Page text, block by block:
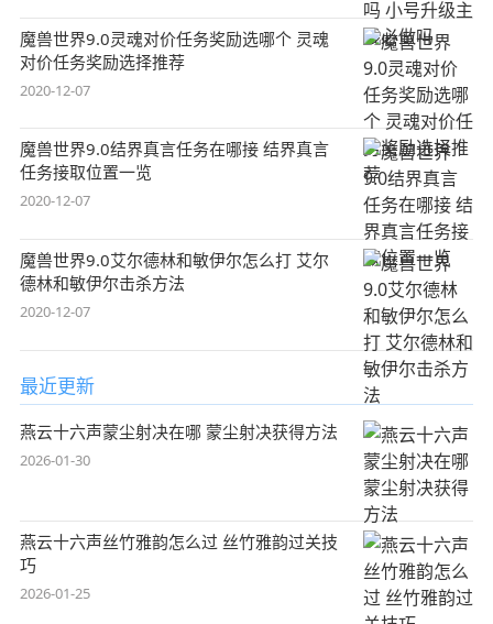
魔兽世界9.0灵魂对价任务奖励选哪个 灵魂
对价任务奖励选择推荐
2020-12-07
魔兽世界9.0结界真言任务在哪接 结界真言
任务接取位置一览
2020-12-07
魔兽世界9.0艾尔德林和敏伊尔怎么打 艾尔
德林和敏伊尔击杀方法
2020-12-07
最近更新
燕云十六声蒙尘射决在哪 蒙尘射决获得方法
2026-01-30
燕云十六声丝竹雅韵怎么过 丝竹雅韵过关技
巧
2026-01-25